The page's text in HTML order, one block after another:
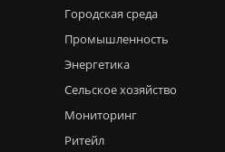
Городская среда
Промышленность
Энергетика
Сельское хозяйство
Мониторинг
Ритейл